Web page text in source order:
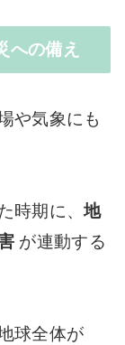
への備え
や気象にも
時期に、地
が連動する
球全体が